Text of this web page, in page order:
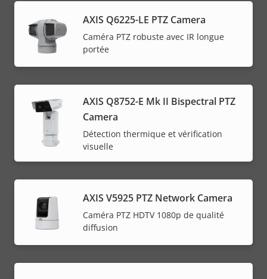
AXIS Q6225-LE PTZ Camera
Caméra PTZ robuste avec IR longue
portée
AXIS Q8752-E Mk II Bispectral PTZ
Camera
Détection thermique et vérification
visuelle
AXIS V5925 PTZ Network Camera
Caméra PTZ HDTV 1080p de qualité
diffusion